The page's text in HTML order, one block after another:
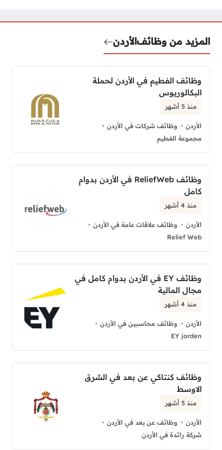
المزيد من وظائفالأردن
وظائف الفطيم في الأردن لحملة
البكالوريوس
منذ 5 أشهر
الأردن
وظائف شركات في الأردن
مجموعة الفطيم
وظائف ReliefWeb في الأردن بدوام
كامل
منذ 4 أشهر
الأردن
وظائف علاقات عامة في الأردن
Relief Web
وظائف EY في الأردن بدوام كامل في
مجال المالية
منذ 4 أشهر
الأردن
وظائف محاسبين في الأردن
EY jorden
وظائف كنتاكي عن بعد في الشرق
الاوسط
منذ 5 أشهر
الأردن
وظائف عن بعد في الأردن
شركة رائدة في الأردن